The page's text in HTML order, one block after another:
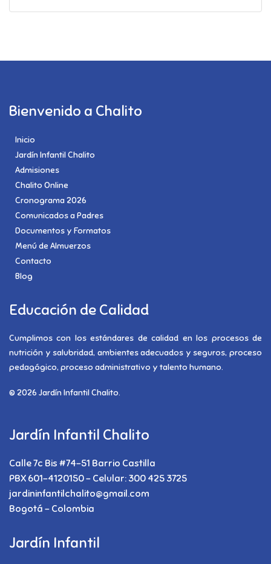
Bienvenido a Chalito
Inicio
Jardín Infantil Chalito
Admisiones
Chalito Online
Cronograma 2026
Comunicados a Padres
Documentos y Formatos
Menú de Almuerzos
Contacto
Blog
Educación de Calidad
Cumplimos con los estándares de calidad en los procesos de
nutrición y salubridad, ambientes adecuados y seguros, proceso
pedagógico, proceso administrativo y talento humano.
© 2026 Jardín Infantil Chalito.
Jardín Infantil Chalito
Calle 7c Bis #74-51 Barrio Castilla
PBX 601-4120150 - Celular: 300 425 3725
jardininfantilchalito@gmail.com
Bogotá - Colombia
Jardín Infantil